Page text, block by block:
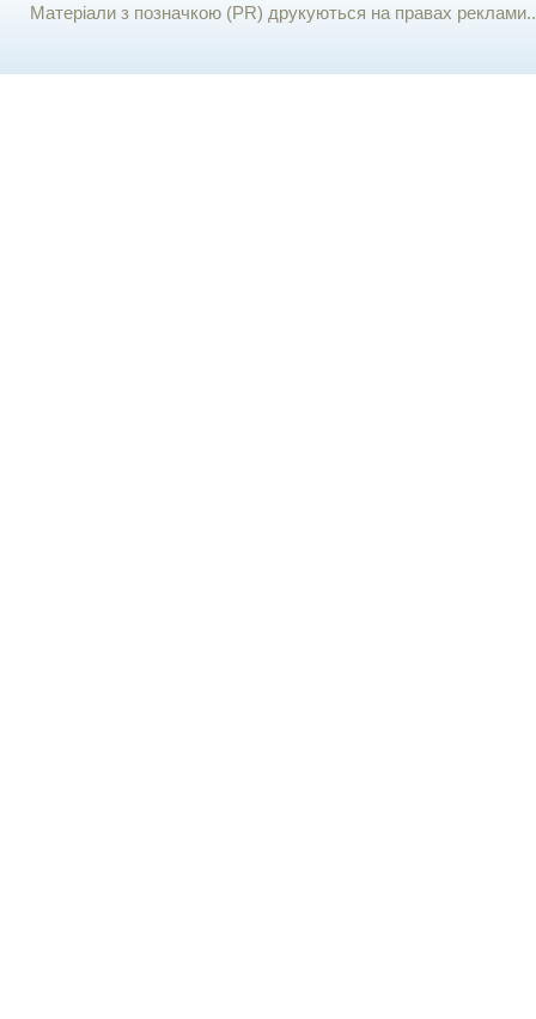
Матеріали з позначкою (PR) друкуються на правах реклами..